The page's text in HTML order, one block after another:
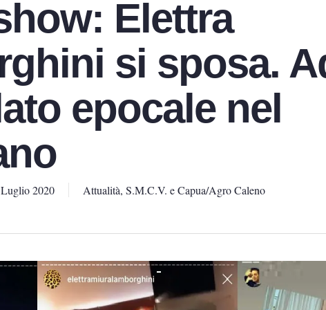
Elettra
si sposa.
epocale nel
2020 Attualità, S.M.C.V. e Capua/Agro Caleno